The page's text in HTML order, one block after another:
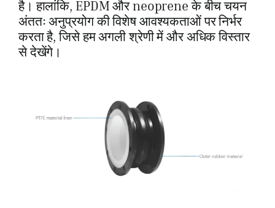
है। हालांकि, EPDM और neoprene के बीच चयन
अंततः अनुप्रयोग की विशेष आवश्यकताओं पर निर्भर
करता है, जिसे हम अगली श्रेणी में और अधिक विस्तार
से देखेंगे।